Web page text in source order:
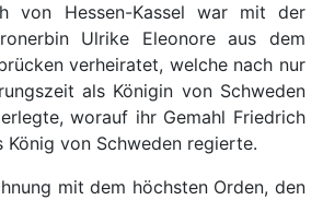
von Hessen-Kassel war mit der
Ulrike Eleonore aus dem
verheiratet, welche nach nur
als Königin von Schweden
worauf ihr Gemahl Friedrich
König von Schweden regierte.
mit dem höchsten Orden, den